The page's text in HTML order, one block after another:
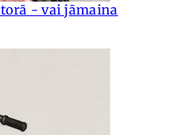
- vai jāmaina